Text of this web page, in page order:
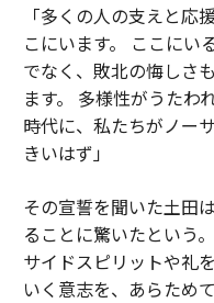
「多くの人の支えと応
こにいます。 ここにい
でなく、敗北の悔しさ
ます。 多様性がうたわ
時代に、私たちがノー
きいはず」
その宣誓を聞いた土田
ることに驚いたという
サイドスピリットや礼
いく意志を、あらため